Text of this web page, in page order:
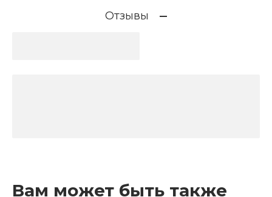
Отзывы
Вам может быть также